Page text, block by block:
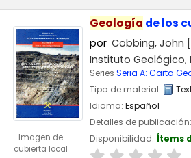
Imagen de
cubierta local
Geología de los
por Cobbing, John
Instituto Geológico,
Series Seria A: Carta
Tipo de material:
Idioma: Español
Detalles de publicación:
Disponibilidad: Ítems